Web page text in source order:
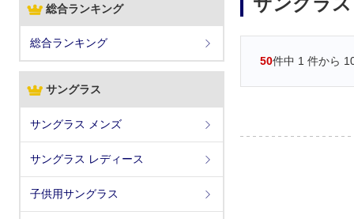
総合ランキング
総合ランキング
サングラス
サングラス メンズ
サングラス レディース
子供用サングラス
50件中 1 件から